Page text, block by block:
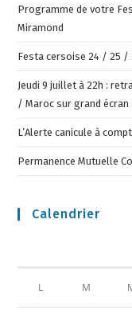
Programme de votre
Miramond
Festa cersoise 24 / 25 /
Jeudi 9 juillet à 22h :
/ Maroc sur grand écran
L’Alerte canicule à
Permanence Mutuelle
Calendrier
L M